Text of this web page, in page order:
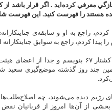
معرفي كرده‌ايد . اگر قرار باشد از
هستند را فهرست كنيد. اين فهرست
راجع به او و سابقه‌ی
کردم، راجع به سوابق جنایتکارانه
اما ترجیح خودم این است که ابتدا راجع به مسئولان
چند روز گذشته موضع‌گیری سعید
رژیم دیده می‌شوند، چه
بخشی از آن‌ها امروز از قربانیان